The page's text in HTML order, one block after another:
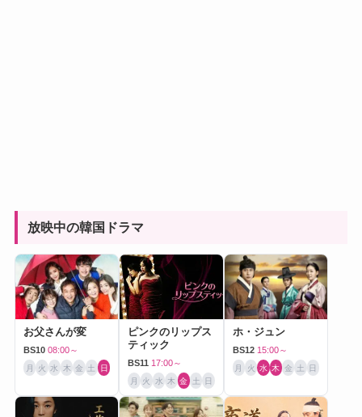
放映中の韓国ドラマ
お父さんが変
BS10 08:00～
月 火 水 木 金 土 日
ピンクのリップス
ティック
BS11 17:00～
月 火 水 木 金 土 日
ホ・ジュン
BS12 15:00～
月 火 水 木 金 土 日